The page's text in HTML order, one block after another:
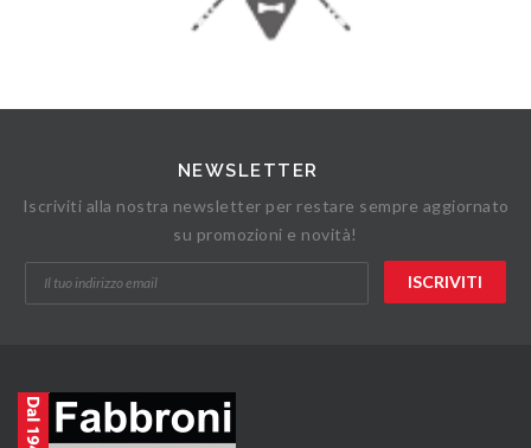
NEWSLETTER
Iscriviti alla nostra newsletter per restare sempre aggiornato
su promozioni e novità!